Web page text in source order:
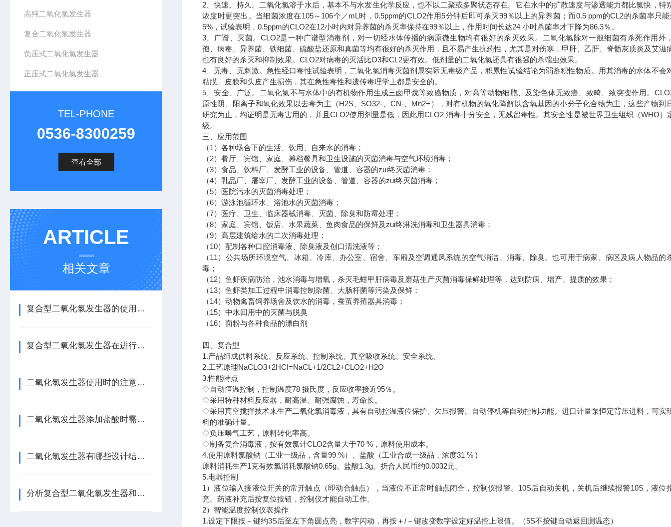
高纯二氧化氯发生器
复合二氧化氯发生器
负压式二氧化氯发生器
正压式二氧化氯发生器
TEL-PHONE
0536-8300259
查看全部
ARTICLE
相关文章
复合型二氧化氯发生器的使用也是需要进行保养的
复合型二氧化氯发生器在进行施工安装时有什么技巧可言
二氧化氯发生器使用时的注意事项
二氧化氯发生器添加盐酸时需要注意哪些内容？
二氧化氯发生器有哪些设计结构要求？
分析复合型二氧化氯发生器和高纯型二氧化氯发生器性能对比
2、快速、持久。二氧化氯溶于水后，基本不与水发生化学反应，也不以二聚或多聚状态存在。它在水中的扩散速度与渗透能力都比氯快，特
浓度时更突出。当细菌浓度在105～106个／mL时，0.5ppm的CLO2作用5分钟后即可杀灭99％以上的异养菌；而0.5 ppm的CL2的杀菌率只
5%，试验表明，0.5ppm的CLO2在12小时内对异养菌的杀灭率保持在99％以上，作用时间长达24 小时杀菌率才下降为86.3％。
3、广谱、灭菌。CLO2是一种广谱型消毒剂，对一切经水体传播的病原微生物均有很好的杀灭效果。二氧化氯除对一般细菌有杀死作用外
孢、病毒、异养菌、铁细菌、硫酸盐还原和真菌等均有很好的杀灭作用，且不易产生抗药性，尤其是对伤寒，甲肝、乙肝、脊髓灰质炎及艾滋
也有良好的杀灭和抑制效果。CLO2对病毒的灭活比O3和CL2更有效。低剂量的二氧化氯还具有很强的杀蠕虫效果。
4、无毒、无刺激。急性经口毒性试验表明，二氧化氯消毒灭菌剂属实际无毒级产品，积累性试验结论为弱蓄积性物质。用其消毒的水体不会
粘膜、皮膜和头皮产生损伤，其在急性毒性和遗传毒理学上都是安全的。
5、安全、广泛。二氧化氯不与水体中的有机物作用生成三卤甲烷等致癌物质，对高等动物细胞、及染色体无致癌、致畸、致突变作用。
原性阴、阳离子和氧化效果以去毒为主（H2S、SO32-、CN-、Mn2+），对有机物的氧化降解以含氧基因的小分子化合物为主，这些产物到
研究为止，均证明是无毒害用的，并且CLO2使用剂量是低，因此用CLO2 消毒十分安全，无残留毒性。其安全性是被世界卫生组织（WHO）
级。
三、应用范围
（1）各种场合下的生活、饮用、自来水的消毒；
（2）餐厅、宾馆、家庭、摊档餐具和卫生设施的灭菌消毒与空气环境消毒；
（3）食品、饮料厂、发酵工业的设备、管道、容器的zui终灭菌消毒；
（4）乳品厂、屠宰厂、发酵工业的设备、管道、容器的zui终灭菌消毒；
（5）医院污水的灭菌消毒处理；
（6）游泳池循环水、浴池水的灭菌消毒；
（7）医疗、卫生、临床器械消毒、灭菌、除臭和防霉处理；
（8）家庭、宾馆、饭店、水果蔬菜、鱼肉食品的保鲜及zui终淋洗消毒和卫生器具消毒；
（9）高层建筑给水的二次消毒处理；
（10）配制各种口腔消毒液、除臭液及创口清洗液等；
（11）公共场所环境空气、冰箱、冷库、办公室、宿舍、车厢及空调通风系统的空气消洁、消毒、除臭。也可用于病家、病区及病人物品的
毒；
（12）鱼虾疾病防治，池水消毒与增氧，杀灭毛蚶甲肝病毒及磨菇生产灭菌消毒保鲜处理等，达到防病、增产、提质的效果；
（13）鱼虾类加工过程中消毒控制杂菌、大肠杆菌等污染及保鲜；
（14）动物禽畜饲养场舍及饮水的消毒，蚕茧养殖器具消毒；
（15）中水回用中的灭菌与脱臭
（16）面粉与各种食品的漂白剂
四、复合型
1.产品组成供料系统、反应系统、控制系统、真空吸收系统、安全系统。
2.工艺原理NaCLO3+2HCI=NaCL+1/2CL2+CLO2+H2O
3.性能特点
◇自动恒温控制，控制温度78 摄氏度，反应收率接近95％。
◇采用特种材料反应器，耐高温、耐强腐蚀，寿命长。
◇采用真空搅拌技术来生产二氧化氯消毒液，具有自动控温液位保护、欠压报警、自动停机等自动控制功能。进口计量泵恒定背压进料，可实
料的准确计量。
◇负压曝气工艺，原料转化率高。
◇制备复合消毒液，按有效氯计CLO2含量大于70 %，原料使用成本。
4.使用原料氯酸钠（工业一级品，含量99 %）、盐酸（工业合成一级品，浓度31 % )
原料消耗生产1克有效氯消耗氯酸钠0.65g、盐酸1.3g。折合人民币约0.0032元。
5.电器控制
1）液位输入接液位开关的常开触点（即动合触点），当液位不正常时触点闭合，控制仪报警。10S后自动关机，关机后继续报警10S，液位
亮。药液补充后按复位按钮，控制仪才能自动工作。
2）智能温度控制仪表操作
1.设定下限按－键约3S后至左下角圆点亮，数字闪动，再按＋/－键改变数字设定好温控上限值。（5S不按键自动返回测温态）